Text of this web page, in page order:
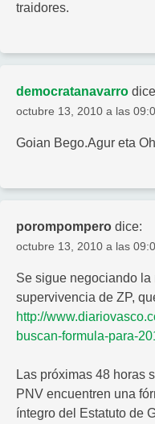
traidores.
democratanavarro
octubre 13, 2010 a las
Goian Bego.Agur eta
porompompero dice:
octubre 13, 2010 a las
Se sigue negociando la
supervivencia de ZP,
http://
buscan-formula-para-
Las próximas 48 horas
PNV encuentren una
íntegro del Estatuto de